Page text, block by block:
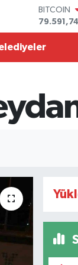
BITCOIN
79.591,74
DOLAR
45,43620
61,60380
G.ALTIN